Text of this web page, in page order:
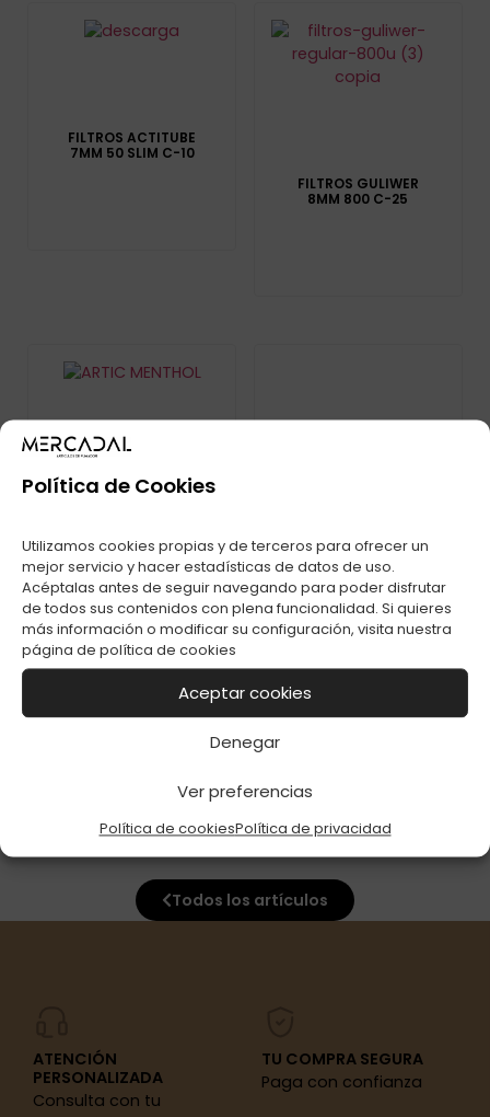
Política de Cookies
Utilizamos cookies propias y de terceros para ofrecer un
mejor servicio y hacer estadísticas de datos de uso.
Acéptalas antes de seguir navegando para poder disfrutar
de todos sus contenidos con plena funcionalidad. Si quieres
más información o modificar su configuración, visita nuestra
página de política de cookies
Aceptar cookies
Denegar
Ver preferencias
Política de cookiesPolítica de privacidad
FILTROS ACTITUBE
7MM 50 SLIM C-10
FILTROS GULIWER
8MM 800 C-25
FRUTTI ARTIC
Todos los artículos
ATENCIÓN
PERSONALIZADA
Consulta con tu
TU COMPRA SEGURA
Paga con confianza